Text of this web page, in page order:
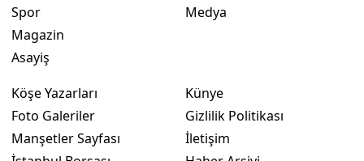
Karabük
Spor
Magazin
Asayiş
Medya
Köşe Yazarları
Foto Galeriler
Manşetler Sayfası
Künye
Gizlilik Politikası
İletişim